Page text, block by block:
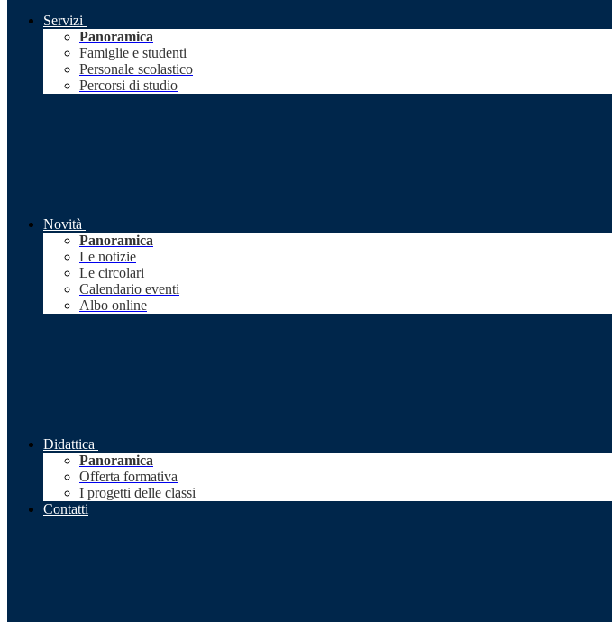
Servizi
Panoramica
Famiglie e studenti
Personale scolastico
Percorsi di studio
Novità
Panoramica
Le notizie
Le circolari
Calendario eventi
Albo online
Didattica
Panoramica
Offerta formativa
I progetti delle classi
Contatti